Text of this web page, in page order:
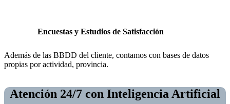
Encuestas y Estudios de Satisfacción
Además de las BBDD del cliente, contamos con bases de datos
propias por actividad, provincia.
Atención 24/7 con Inteligencia Artificial